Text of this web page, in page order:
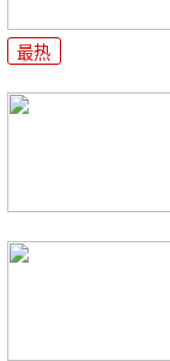
最热